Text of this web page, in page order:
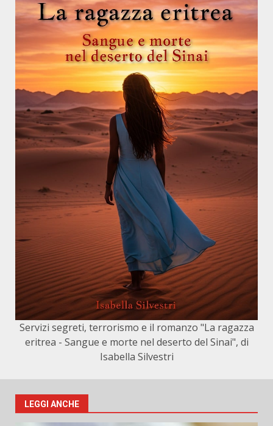
Servizi segreti, terrorismo e il romanzo "La ragazza
eritrea - Sangue e morte nel deserto del Sinai", di
Isabella Silvestri
LEGGI ANCHE